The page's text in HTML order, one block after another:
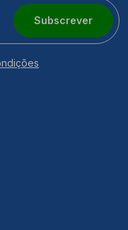
Subscrever